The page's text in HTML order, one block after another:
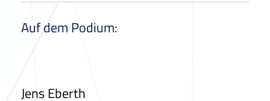
Auf dem Podium:
Jens Eberth